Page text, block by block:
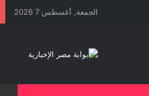
الجمعة, أغسطس 7 2026